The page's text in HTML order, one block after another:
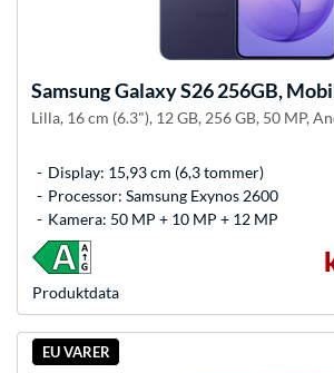
SamsungGalaxy S26 256GB,
Lilla, 16 cm (6.3"), 12 GB, 256 GB, 50 MP,
Display: 15,93 cm (6,3 tommer)
Processor: Samsung Exynos 2600
Kamera: 50 MP + 10 MP + 12 MP
Produkt­data
EU VARER